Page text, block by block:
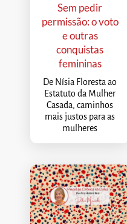
Sem pedir
permissão: o voto
e outras
conquistas
femininas
De Nísia Floresta ao
Estatuto da Mulher
Casada, caminhos
mais justos para as
mulheres